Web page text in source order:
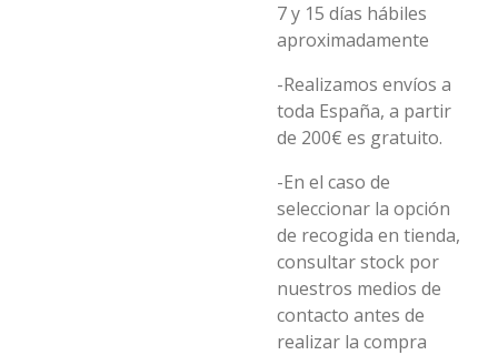
7 y 15 días hábiles
aproximadamente
-Realizamos envíos a
toda España, a partir
de 200€ es gratuito.
-En el caso de
seleccionar la opción
de recogida en tienda,
consultar stock por
nuestros medios de
contacto antes de
realizar la compra